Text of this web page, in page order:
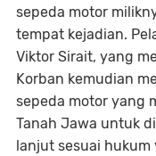
sepeda motor
tempat kejadian.
Viktor Sirait, yang
Korban kemudian
sepeda motor yang
Tanah Jawa untuk
lanjut sesuai hukum